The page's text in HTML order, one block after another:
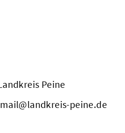
Peine
mail@landkreis-peine.de